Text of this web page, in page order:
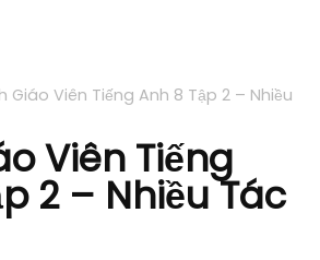
Giáo Viên Tiếng Anh 8 Tập 2 – Nhiều
Viên Tiếng
2 – Nhiều Tác